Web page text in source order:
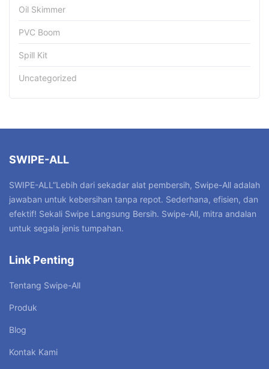
Oil Skimmer
PVC Boom
Spill Kit
Uncategorized
SWIPE-ALL
SWIPE-ALL”Lebih dari sekadar alat pembersih, Swipe-All adalah
jawaban untuk kebersihan tanpa repot. Sederhana, efisien, dan
efektif! Sekali Swipe Langsung Bersih. Swipe-All, mitra andalan
untuk segala jenis tumpahan.
Link Penting
Tentang Swipe-All
Produk
Blog
Kontak Kami